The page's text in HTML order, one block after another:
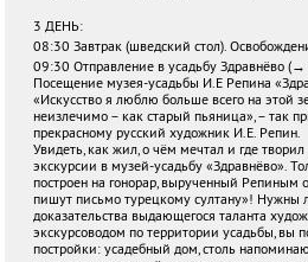
3 ДЕНЬ:
08:30 Завтрак (шведский стол).
09:30 Отправление в усадьбу Здравнёво
Посещение музея-усадьбы И.Е Репина
«Искусство я люблю больше всего на этой
неизлечимо – как старый пьяница», – так
прекрасному русский художник И.Е. Репин.
Увидеть, как жил, о чём мечтал и где
экскурсии в музей-усадьбу «Здравнёво».
построен на гонорар, вырученный Репиным
пишут письмо турецкому султану»! Нужны
доказательства выдающегося таланта
экскурсоводом по территории усадьбы, вы
постройки: усадебный дом, столь